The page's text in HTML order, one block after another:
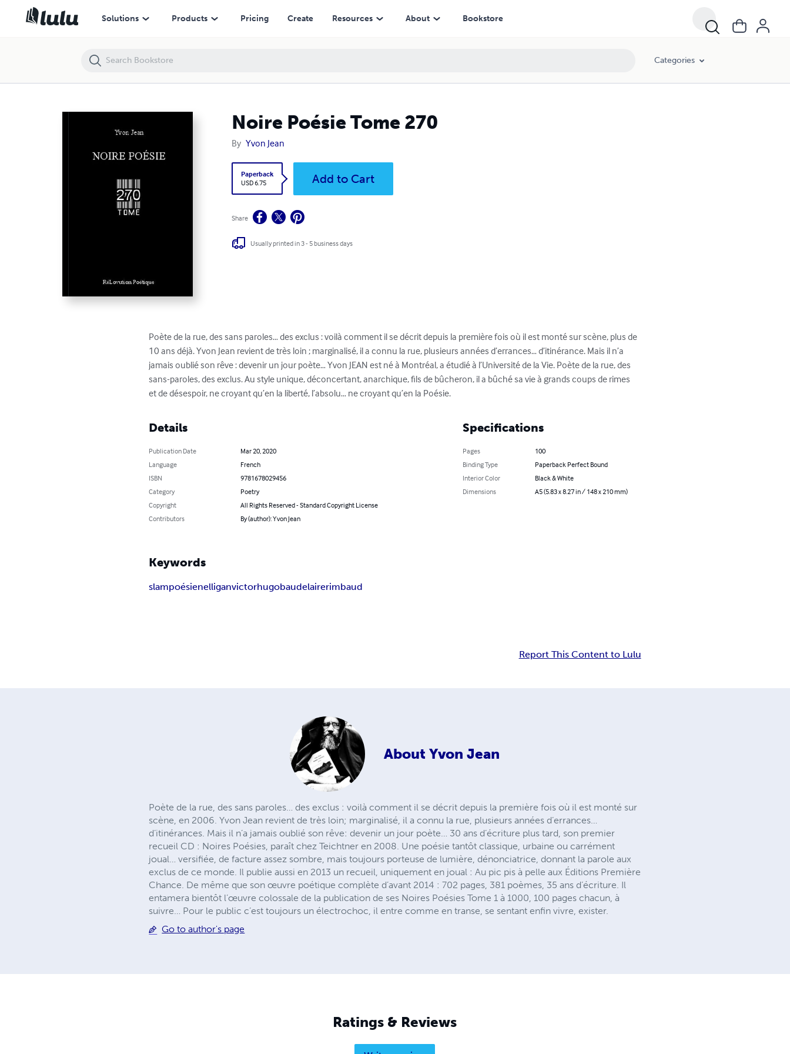
Solutions Products Pricing Create Resources About Bookstore
Categories
Noire Poésie Tome 270
By Yvon Jean
Paperback
USD 6.75
Add to Cart
Share
Usually printed in 3 - 5 business days
Poète de la rue, des sans paroles… des exclus : voilà comment il se décrit depuis la première fois où il est monté sur scène, plus de
10 ans déjà. Yvon Jean revient de très loin ; marginalisé, il a connu la rue, plusieurs années d’errances… d’itinérance. Mais il n’a
jamais oublié son rêve : devenir un jour poète… Yvon JEAN est né à Montréal, a étudié à l’Université de la Vie. Poète de la rue, des
sans-paroles, des exclus. Au style unique, déconcertant, anarchique, fils de bûcheron, il a bûché sa vie à grands coups de rimes
et de désespoir, ne croyant qu’en la liberté, l’absolu… ne croyant qu’en la Poésie.
Details
Publication Date
Mar 20, 2020
Language
French
ISBN
9781678029456
Category
Poetry
Copyright
All Rights Reserved - Standard Copyright License
Contributors
By (author): Yvon Jean
Specifications
Pages
100
Binding Type
Paperback Perfect Bound
Interior Color
Black & White
Dimensions
A5 (5.83 x 8.27 in / 148 x 210 mm)
Keywords
slampoésienelliganvictorhugobaudelairerimbaud
Report This Content to Lulu
About Yvon Jean
Poète de la rue, des sans paroles… des exclus : voilà comment il se décrit depuis la première fois où il est monté sur
scène, en 2006. Yvon Jean revient de très loin; marginalisé, il a connu la rue, plusieurs années d’errances…
d’itinérances. Mais il n’a jamais oublié son rêve: devenir un jour poète… 30 ans d’écriture plus tard, son premier
recueil CD : Noires Poésies, paraît chez Teichtner en 2008. Une poésie tantôt classique, urbaine ou carrément
joual… versifiée, de facture assez sombre, mais toujours porteuse de lumière, dénonciatrice, donnant la parole aux
exclus de ce monde. Il publie aussi en 2013 un recueil, uniquement en joual : Au pic pis à pelle aux Éditions Première
Chance. De même que son œuvre poétique complète d’avant 2014 : 702 pages, 381 poèmes, 35 ans d’écriture. Il
entamera bientôt l’œuvre colossale de la publication de ses Noires Poésies Tome 1 à 1000, 100 pages chacun, à
suivre… Pour le public c’est toujours un électrochoc, il entre comme en transe, se sentant enfin vivre, exister.
Go to author's page
Ratings & Reviews
Noire Poésie Tome 270